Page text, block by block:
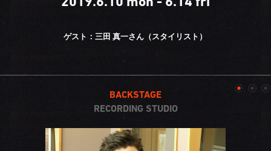
ゲスト：三田 真一さん（スタイリスト）
BACKSTAGE
RECORDING STUDIO